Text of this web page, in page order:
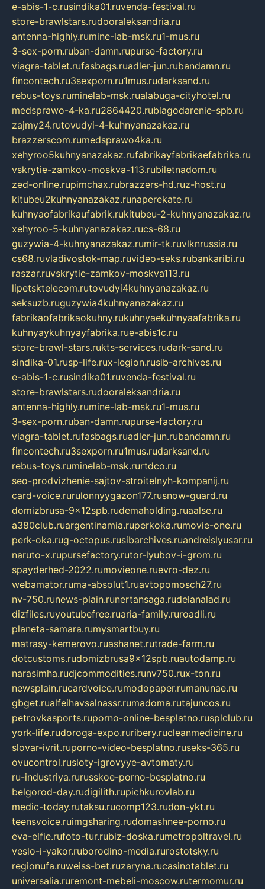
e-abis-1-c.rusindika01.ruvenda-festival.ru
store-brawlstars.rudooraleksandria.ru
antenna-highly.rumine-lab-msk.ru1-mus.ru
3-sex-porn.ruban-damn.rupurse-factory.ru
viagra-tablet.rufasbags.ruadler-jun.rubandamn.ru
fincontech.ru3sexporn.ru1mus.rudarksand.ru
rebus-toys.ruminelab-msk.rualabuga-cityhotel.ru
medsprawo-4-ka.ru2864420.rublagodarenie-spb.ru
zajmy24.rutovudyi-4-kuhnyanazakaz.ru
brazzerscom.rumedsprawo4ka.ru
xehyroo5kuhnyanazakaz.rufabrikayfabrikaefabrika.ru
vskrytie-zamkov-moskva-113.rubiletnadom.ru
zed-online.rupimchax.rubrazzers-hd.ruz-host.ru
kitubeu2kuhnyanazakaz.runaperekate.ru
kuhnyaofabrikaufabrik.rukitubeu-2-kuhnyanazakaz.ru
xehyroo-5-kuhnyanazakaz.rucs-68.ru
guzywia-4-kuhnyanazakaz.rumir-tk.ruvlknrussia.ru
cs68.ruvladivostok-map.ruvideo-seks.rubankaribi.ru
raszar.ruvskrytie-zamkov-moskva113.ru
lipetsktelecom.rutovudyi4kuhnyanazakaz.ru
seksuzb.ruguzywia4kuhnyanazakaz.ru
fabrikaofabrikaokuhny.rukuhnyaekuhnyaafabrika.ru
kuhnyaykuhnyayfabrika.rue-abis1c.ru
store-brawl-stars.rukts-services.rudark-sand.ru
sindika-01.rusp-life.rux-legion.rusib-archives.ru
e-abis-1-c.rusindika01.ruvenda-festival.ru
store-brawlstars.rudooraleksandria.ru
antenna-highly.rumine-lab-msk.ru1-mus.ru
3-sex-porn.ruban-damn.rupurse-factory.ru
viagra-tablet.rufasbags.ruadler-jun.rubandamn.ru
fincontech.ru3sexporn.ru1mus.rudarksand.ru
rebus-toys.ruminelab-msk.rurtdco.ru
seo-prodvizhenie-sajtov-stroitelnyh-kompanij.ru
card-voice.rurulonnyygazon177.rusnow-guard.ru
domizbrusa-9x12spb.rudemaholding.ruaalse.ru
a380club.ruargentinamia.ruperkoka.rumovie-one.ru
perk-oka.rug-octopus.rusibarchives.ruandreislyusar.ru
naruto-x.rupursefactory.rutor-lyubov-i-grom.ru
spayderhed-2022.rumovieone.ruevro-dez.ru
webamator.ruma-absolut1.ruavtopomosch27.ru
nv-750.runews-plain.runertansaga.rudelanalad.ru
dizfiles.ruyoutubefree.ruaria-family.ruroadli.ru
planeta-samara.rumysmartbuy.ru
matrasy-kemerovo.ruashanet.rutrade-farm.ru
dotcustoms.rudomizbrusa9x12spb.ruautodamp.ru
narasimha.rudjcommodities.runv750.rux-ton.ru
newsplain.rucardvoice.rumodopaper.rumanunae.ru
gbget.rualfeihavsalnassr.rumadoma.rutajuncos.ru
petrovkasports.ruporno-online-besplatno.rusplclub.ru
york-life.rudoroga-expo.ruribery.rucleanmedicine.ru
slovar-ivrit.ruporno-video-besplatno.ruseks-365.ru
ovucontrol.rusloty-igrovyye-avtomaty.ru
ru-industriya.rurusskoe-porno-besplatno.ru
belgorod-day.rudigilith.rupichkurovlab.ru
medic-today.rutaksu.rucomp123.rudon-ykt.ru
teensvoice.ruimgsharing.rudomashnee-porno.ru
eva-elfie.rufoto-tur.rubiz-doska.rumetropoltravel.ru
veslo-i-yakor.ruborodino-media.rurostotsky.ru
regionufa.ruweiss-bet.ruzaryna.rucasinotablet.ru
universalia.ruremont-mebeli-moscow.rutermomur.ru